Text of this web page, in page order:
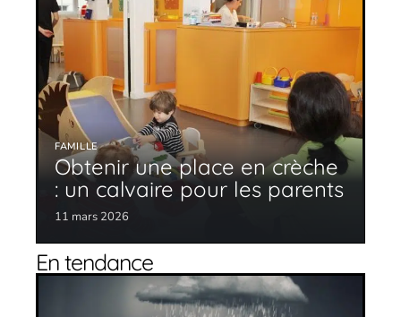
FAMILLE
Obtenir une place en crèche
: un calvaire pour les parents
11 mars 2026
En tendance